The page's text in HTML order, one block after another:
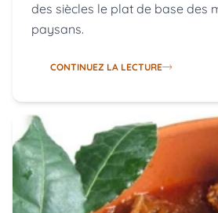
des siècles le plat de base des
paysans.
CONTINUEZ LA LECTURE